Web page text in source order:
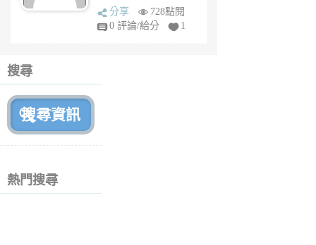
sq
fy
分享
728點閱
0 評論/給分
1
搜尋
熱門搜尋